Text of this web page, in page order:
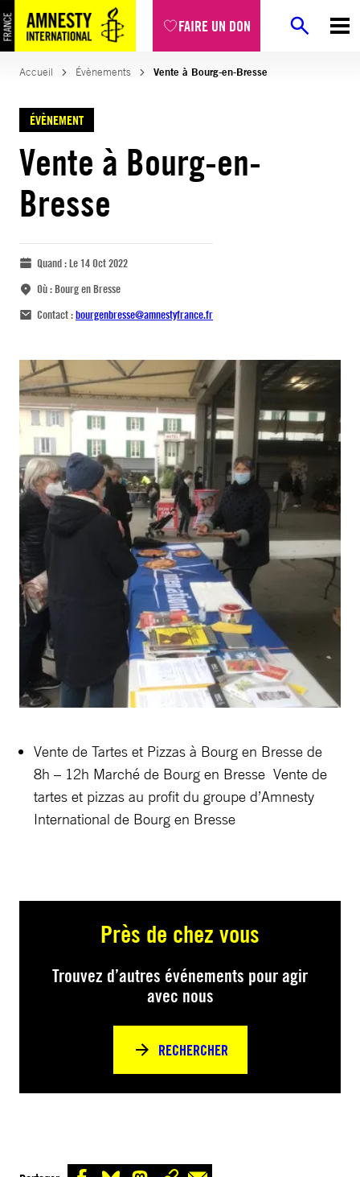
FAIRE UN DON
Accueil Évènements Vente à Bourg-en-Bresse
ÉVÈNEMENT
Vente à Bourg-en-
Bresse
Quand :Le 14 Oct 2022
Où :Bourg en Bresse
Contact :bourgenbresse@amnestyfrance.fr
Vente de Tartes et Pizzas à Bourg en Bresse de
8h – 12h Marché de Bourg en Bresse Vente de
tartes et pizzas au profit du groupe d’Amnesty
International de Bourg en Bresse
Près de chez vous
Trouvez d’autres événements pour agir
avec nous
RECHERCHER